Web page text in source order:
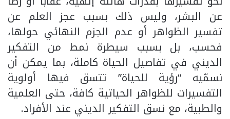
عن البشر، وليس ذلك بسبب عجز العلم عن
تفسير الظواهر أو عدم الجزم النهائي حولها،
فحسب، بل بسبب سيطرة نمط من التفكير
الديني في تفاصيل الحياة كاملة، بما يمكن أن
نسمّيه “رؤية للحياة” تتسق فيها أولوية
التفسيرات للظواهر الحياتية كافة، حتى العلمية
والطبية، مع نسق التفكير الديني عند الأفراد.